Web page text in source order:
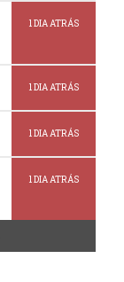
1 DIA ATRÁS
1 DIA ATRÁS
1 DIA ATRÁS
1 DIA ATRÁS